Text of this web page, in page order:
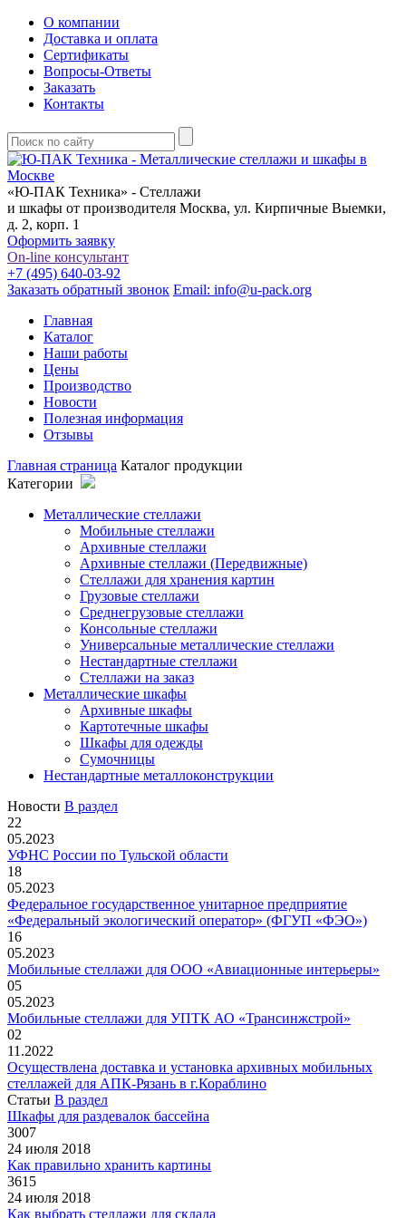
О компании
Доставка и оплата
Сертификаты
Вопросы-Ответы
Заказать
Контакты
«Ю-ПАК Техника» - Стеллажи
и шкафы от производителя Москва, ул. Кирпичные Выемки,
д. 2, корп. 1
Оформить заявку
On-line консультант
+7 (495) 640-03-92
Заказать обратный звонок Email: info@u-pack.org
Главная
Каталог
Наши работы
Цены
Производство
Новости
Полезная информация
Отзывы
Главная страница Каталог продукции
Категории
Металлические стеллажи
Мобильные стеллажи
Архивные стеллажи
Архивные стеллажи (Передвижные)
Стеллажи для хранения картин
Грузовые стеллажи
Среднегрузовые стеллажи
Консольные стеллажи
Универсальные металлические стеллажи
Нестандартные стеллажи
Стеллажи на заказ
Металлические шкафы
Архивные шкафы
Картотечные шкафы
Шкафы для одежды
Сумочницы
Нестандартные металлоконструкции
Новости В раздел
22
05.2023
УФНС России по Тульской области
18
05.2023
Федеральное государственное унитарное предприятие
«Федеральный экологический оператор» (ФГУП «ФЭО»)
16
05.2023
Мобильные стеллажи для ООО «Авиационные интерьеры»
05
05.2023
Мобильные стеллажи для УПТК АО «Трансинжстрой»
02
11.2022
Осуществлена доставка и установка архивных мобильных
стеллажей для АПК-Рязань в г.Кораблино
Статьи В раздел
Шкафы для раздевалок бассейна
3007
24 июля 2018
Как правильно хранить картины
3615
24 июля 2018
Как выбрать стеллажи для склада